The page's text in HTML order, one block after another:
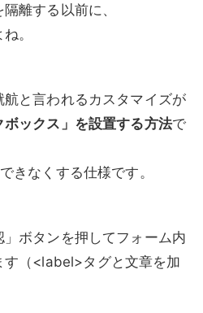
離する以前に、
。
と言われるカスタマイズが
ボックス」を設置する方法で
きなくする仕様です。
ボタンを押してフォーム内
す（<label>タグと文章を加